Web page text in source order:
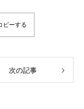
ピーする
次の記事